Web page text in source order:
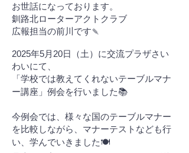
お世話になっております。
釧路北ローターアクトクラブ
広報担当の前川です🍡
2025年5月20日（土）に交流プラザさい
わいにて、
「学校では教えてくれないテーブルマナ
ー講座」例会を行いました📚
今例会では、様々な国のテーブルマナー
を比較しながら、マナーテストなども行
い、学んでいきました🍽️